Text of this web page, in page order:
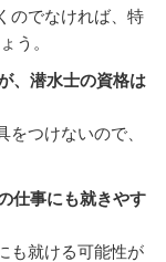
のでなければ、特
う。
、潜水士の資格は
つけないので、
仕事にも就きやす
も就ける可能性が